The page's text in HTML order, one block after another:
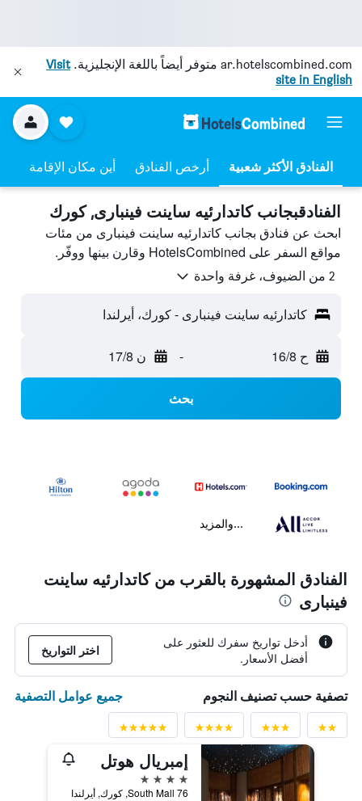
ar.hotelscombined.com متوفر أيضاً باللغة الإنجليزية.Visit
site in English
أرخص الفنادق أين مكان الإقامة
الفنادقبجانب كاتدارئيه ساينت فينبارى, كورك
ابحث عن فنادق بجانب كاتدارئيه ساينت فينبارى من مئات
مواقع السفر على HotelsCombined وقارن بينها ووفّر.
2 من الضيوف، غرفة واحدة
كاتدارئيه ساينت فينبارى - كورك، أيرلندا
ح 16/8 - ن 17/8
بحث
...والمزيد
الفنادق المشهورة بالقرب من كاتدارئيه ساينت
فينبارى
أدخل تواريخ سفرك للعثور على
أفضل الأسعار.
اختر التواريخ
تصفية حسب تصنيف النجوم جميع عوامل التصفية
إمبريال هوتل
4 نجوم
76 South Mall, كورك, أيرلندا